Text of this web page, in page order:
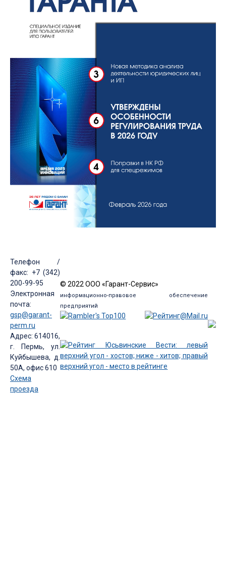
Телефон /
факс: +7 (342)
200-99-95
Электронная
почта:
gsp@garant-
perm.ru
Адрес: 614016,
г. Пермь, ул.
Куйбышева, д.
50А, офис 610
Схема
проезда
© 2022 ООО «Гарант-Сервис»
информационно-правовое обеспечение
предприятий